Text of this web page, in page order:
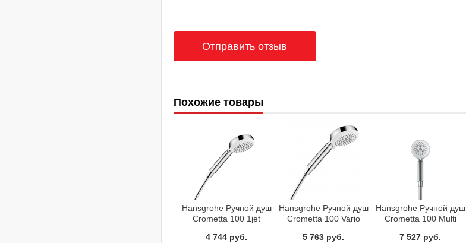
Похожие товары
Hansgrohe Ручной душ
Crometta 100 1jet
4 744 руб.
Hansgrohe Ручной душ
Crometta 100 Vario
5 763 руб.
Hansgrohe Ручной душ
Crometta 100 Multi
7 527 руб.